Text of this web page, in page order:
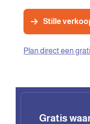
Stille
Plan direct een
Gratis